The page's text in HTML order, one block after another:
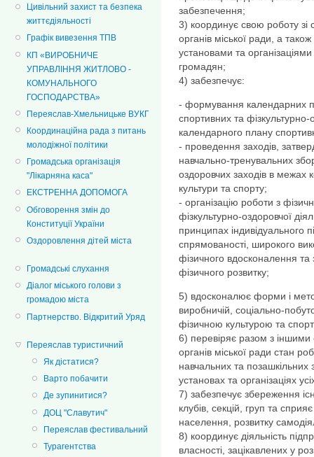
Цивільний захист та безпека
життєдіяльності
Графік вивезення ТПВ
КП «ВИРОБНИЧЕ
УПРАВЛІННЯ ЖИТЛОВО -
КОМУНАЛЬНОГО
ГОСПОДАРСТВА»
Переяслав-Хмельницьке ВУКГ
Координаційна рада з питань
молодіжної політики
Громадська організація
"Лікарняна каса"
ЕКСТРЕННА ДОПОМОГА
Обговорення змін до
Конституції України
Оздоровлення дітей міста
Громадські слухання
Діалог міського голови з
громадою міста
Партнерство. Відкритий Уряд
Переяслав туристичний
Як дістатися?
Варто побачити
Де зупинитися?
ДОЦ "Славутич"
Переяслав фестивальний
Турагентства
забезпечення;
3) координує свою роботу зі
органів міської ради, а
установами та
громадян;
4) забезпечує:
- формування календарних
спортивних та фізкультурно-
календарного плану
- проведення заходів,
навчально-тренувальних
оздоровчих заходів в межах
культури та спорту;
- організацію роботи з
фізкультурно-оздоровчої
принципах індивідуального
спрямованості, широкого
фізичного вдосконалення
фізичного розвитку;
5) вдосконалює форми і
виробничій, соціально-
фізичною культурою та
6) перевіряє разом з іншими
органів міської ради стан
навчальних та
установах та організаціях
7) забезпечує збереження
клубів, секцій, груп та
населення, розвитку
8) координує діяльність
власності, зацікавлених у